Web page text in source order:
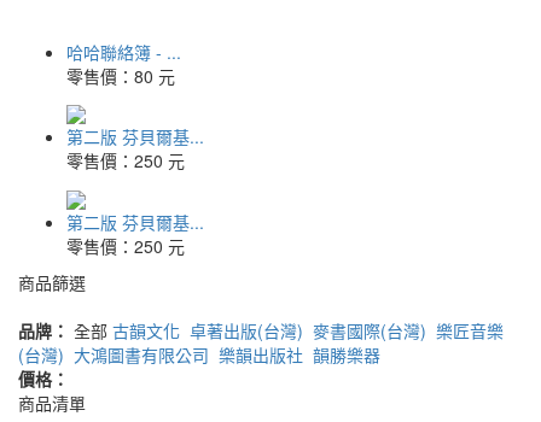
哈哈聯絡簿 - ...
零售價： 80 元
第二版 芬貝爾基...
零售價： 250 元
第二版 芬貝爾基...
零售價： 250 元
商品篩選
品牌： 全部 古韻文化 卓著出版(台灣) 麥書國際(台灣) 樂匠音樂
(台灣) 大鴻圖書有限公司 樂韻出版社 韻勝樂器
價格：
商品清單